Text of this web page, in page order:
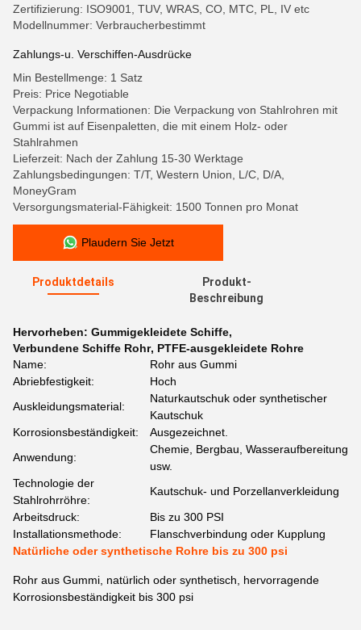
Zertifizierung: ISO9001, TUV, WRAS, CO, MTC, PL, IV etc
Modellnummer: Verbraucherbestimmt
Zahlungs-u. Verschiffen-Ausdrücke
Min Bestellmenge: 1 Satz
Preis: Price Negotiable
Verpackung Informationen: Die Verpackung von Stahlrohren mit
Gummi ist auf Eisenpaletten, die mit einem Holz- oder
Stahlrahmen
Lieferzeit: Nach der Zahlung 15-30 Werktage
Zahlungsbedingungen: T/T, Western Union, L/C, D/A,
MoneyGram
Versorgungsmaterial-Fähigkeit: 1500 Tonnen pro Monat
Plaudern Sie Jetzt
Produktdetails
Produkt-
Beschreibung
Hervorheben: Gummigekleidete Schiffe,
Verbundene Schiffe Rohr, PTFE-ausgekleidete Rohre
Name:
Rohr aus Gummi
Abriebfestigkeit:
Hoch
Auskleidungsmaterial:
Naturkautschuk oder synthetischer
Kautschuk
Korrosionsbeständigkeit:
Ausgezeichnet.
Anwendung:
Chemie, Bergbau, Wasseraufbereitung
usw.
Technologie der
Stahlrohrröhre:
Kautschuk- und Porzellanverkleidung
Arbeitsdruck:
Bis zu 300 PSI
Installationsmethode:
Flanschverbindung oder Kupplung
Natürliche oder synthetische Rohre bis zu 300 psi
Rohr aus Gummi, natürlich oder synthetisch, hervorragende
Korrosionsbeständigkeit bis 300 psi